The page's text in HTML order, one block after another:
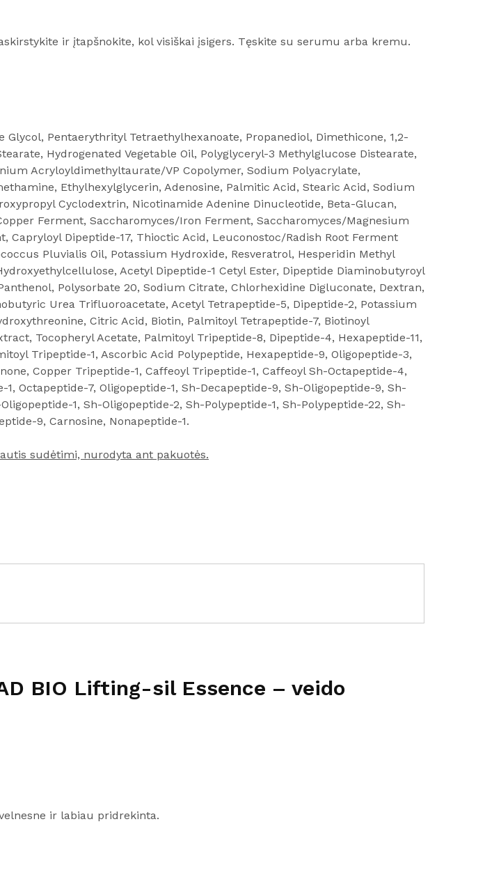
ir įtapšnokite, kol visiškai įsigers. Tęskite su serumu arba kremu.
Pentaerythrityl Tetraethylhexanoate, Propanediol, Dimethicone, 1,2-
Hydrogenated Vegetable Oil, Polyglyceryl-3 Methylglucose Distearate,
Acryloyldimethyltaurate/VP Copolymer, Sodium Polyacrylate,
Ethylhexylglycerin, Adenosine, Palmitic Acid, Stearic Acid, Sodium
Cyclodextrin, Nicotinamide Adenine Dinucleotide, Beta-Glucan,
Ferment, Saccharomyces/Iron Ferment, Saccharomyces/Magnesium
Dipeptide-17, Thioctic Acid, Leuconostoc/Radish Root Ferment
Pluvialis Oil, Potassium Hydroxide, Resveratrol, Hesperidin Methyl
Acetyl Dipeptide-1 Cetyl Ester, Dipeptide Diaminobutyroyl
Polysorbate 20, Sodium Citrate, Chlorhexidine Digluconate, Dextran,
Urea Trifluoroacetate, Acetyl Tetrapeptide-5, Dipeptide-2, Potassium
Citric Acid, Biotin, Palmitoyl Tetrapeptide-7, Biotinoyl
Tocopheryl Acetate, Palmitoyl Tripeptide-8, Dipeptide-4, Hexapeptide-11,
Tripeptide-1, Ascorbic Acid Polypeptide, Hexapeptide-9, Oligopeptide-3,
Copper Tripeptide-1, Caffeoyl Tripeptide-1, Caffeoyl Sh-Octapeptide-4,
Octapeptide-7, Oligopeptide-1, Sh-Decapeptide-9, Sh-Oligopeptide-9, Sh-
1, Sh-Oligopeptide-2, Sh-Polypeptide-1, Sh-Polypeptide-22, Sh-
9, Carnosine, Nonapeptide-1.
sudėtimi, nurodyta ant pakuotės.
BIO Lifting-sil Essence – veido
ir labiau pridrekinta.